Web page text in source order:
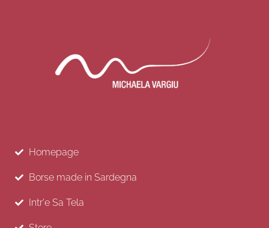
Homepage
Borse made in Sardegna
Intr'e Sa Tela